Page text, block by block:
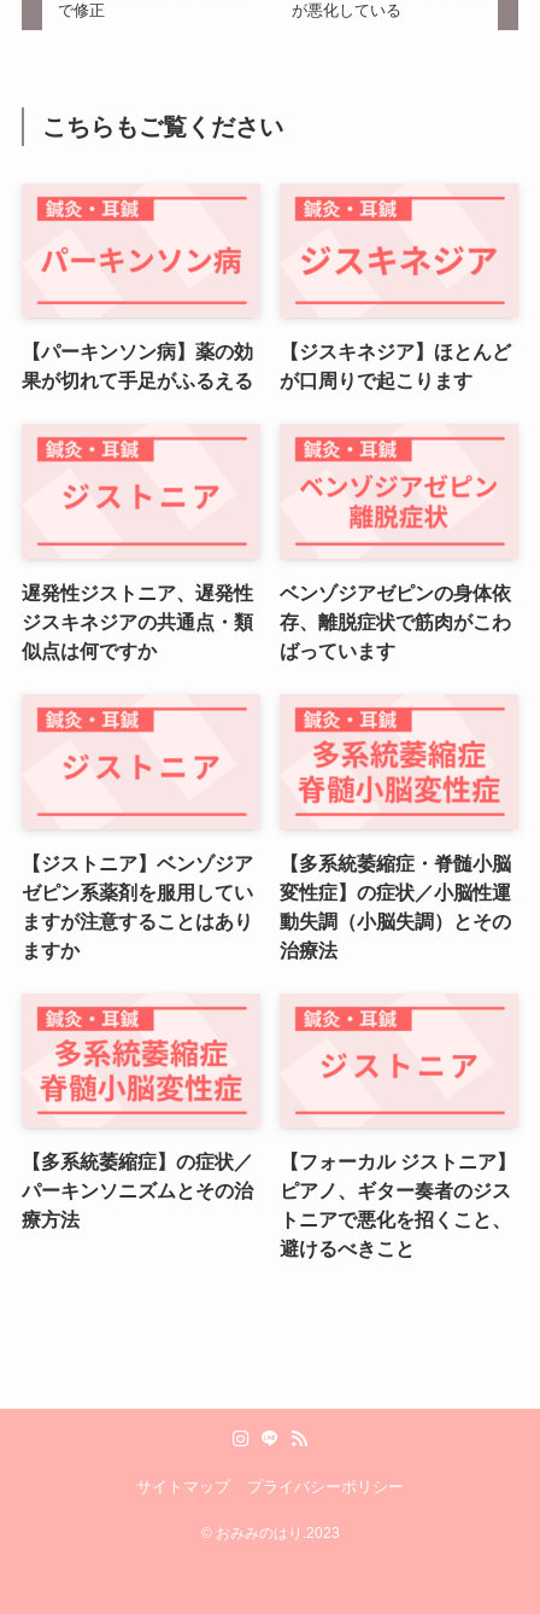
で修正
が悪化している
こちらもご覧ください
【パーキンソン病】薬の効
果が切れて手足がふるえる
【ジスキネジア】ほとんど
が口周りで起こります
遅発性ジストニア、遅発性
ジスキネジアの共通点・類
似点は何ですか
ベンゾジアゼピンの身体依
存、離脱症状で筋肉がこわ
ばっています
【ジストニア】ベンゾジア
ゼピン系薬剤を服用してい
ますが注意することはあり
ますか
【多系統萎縮症・脊髄小脳
変性症】の症状／小脳性運
動失調（小脳失調）とその
治療法
【多系統萎縮症】の症状／
パーキンソニズムとその治
療方法
【フォーカル ジストニア】
ピアノ、ギター奏者のジス
トニアで悪化を招くこと、
避けるべきこと
サイトマップ プライバシーポリシー
©おみみのはり.2023